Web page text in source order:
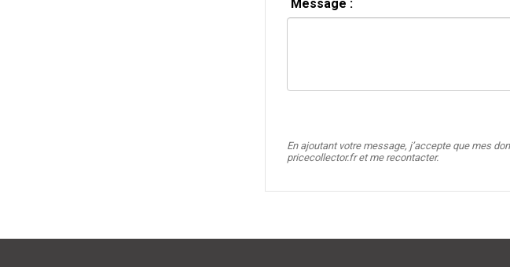
Message :
En ajoutant votre message, j’accepte que mes
pricecollector.fr et me recontacter.